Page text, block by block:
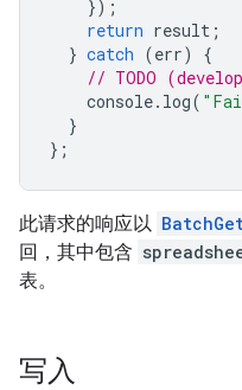
});
return result ;
} catch (err)
{
// TODO
console. log(
}
};
此请求的响应以
回，其中包含
表。
写入